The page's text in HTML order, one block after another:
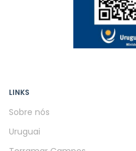
LINKS
Sobre nós
Uruguai